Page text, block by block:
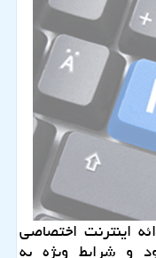
اینترنت اختصاصی
و شرایط ویژه به